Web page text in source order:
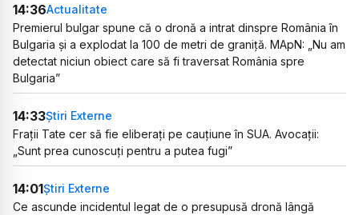
14:36Actualitate
Premierul bulgar spune că o dronă a intrat dinspre România în
Bulgaria și a explodat la 100 de metri de graniță. MApN: „Nu am
detectat niciun obiect care să fi traversat România spre
Bulgaria”
14:33Știri Externe
Frații Tate cer să fie eliberați pe cauțiune în SUA. Avocații:
„Sunt prea cunoscuți pentru a putea fugi”
14:01Știri Externe
Ce ascunde incidentul legat de o presupusă dronă lângă